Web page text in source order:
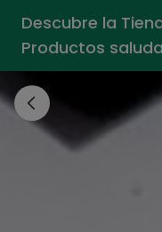
Descubre la
Productos